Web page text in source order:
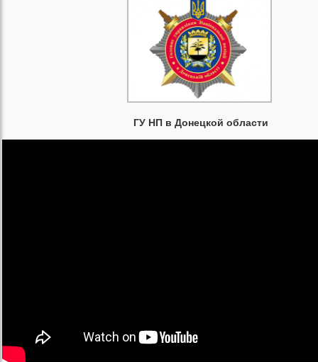
ГУ НП в Донецкой области